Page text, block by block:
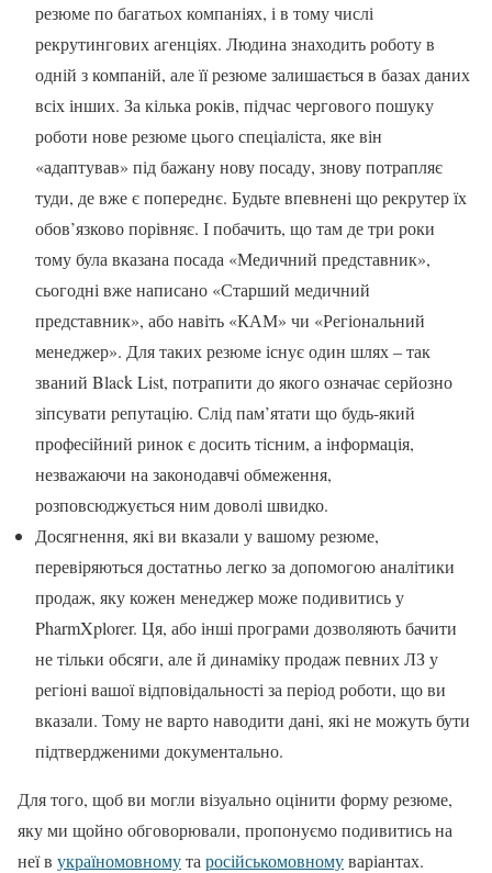
резюме по багатьох компаніях, і в тому числі
рекрутингових агенціях. Людина знаходить роботу в
одній з компаній, але її резюме залишається в базах даних
всіх інших. За кілька років, підчас чергового пошуку
роботи нове резюме цього спеціаліста, яке він
«адаптував» під бажану нову посаду, знову потрапляє
туди, де вже є попереднє. Будьте впевнені що рекрутер їх
обов’язково порівняє. І побачить, що там де три роки
тому була вказана посада «Медичний представник»,
сьогодні вже написано «Старший медичний
представник», або навіть «КАМ» чи «Регіональний
менеджер». Для таких резюме існує один шлях – так
званий Black List, потрапити до якого означає серйозно
зіпсувати репутацію. Слід пам’ятати що будь-який
професійний ринок є досить тісним, а інформація,
незважаючи на законодавчі обмеження,
розповсюджується ним доволі швидко.
Досягнення, які ви вказали у вашому резюме,
перевіряються достатньо легко за допомогою аналітики
продаж, яку кожен менеджер може подивитись у
PharmXplorer. Ця, або інші програми дозволяють бачити
не тільки обсяги, але й динаміку продаж певних ЛЗ у
регіоні вашої відповідальності за період роботи, що ви
вказали. Тому не варто наводити дані, які не можуть бути
підтвердженими документально.
Для того, щоб ви могли візуально оцінити форму резюме,
яку ми щойно обговорювали, пропонуємо подивитись на
неї в україномовномута російськомовномуваріантах.